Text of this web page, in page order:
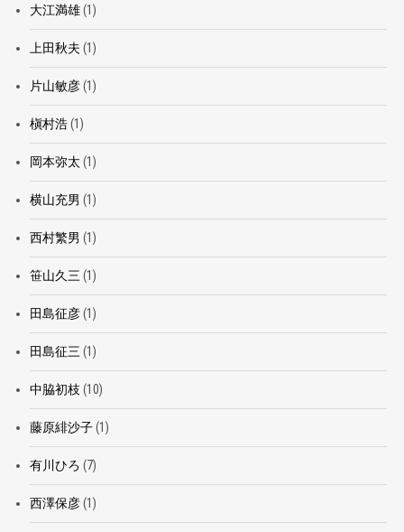
大江満雄(1)
上田秋夫 (1)
片山敏彦(1)
槇村浩(1)
岡本弥太 (1)
横山充男 (1)
西村繁男 (1)
笹山久三 (1)
田島征彦(1)
田島征三 (1)
中脇初枝 (10)
藤原緋沙子(1)
有川ひろ (7)
西澤保彦(1)